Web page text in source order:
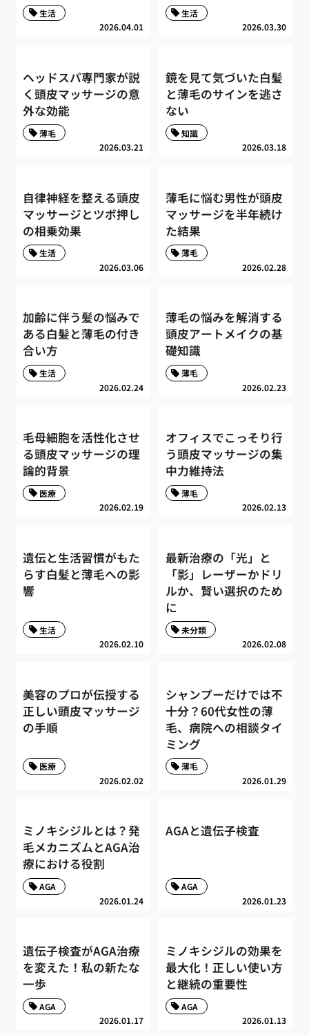
2026.04.01
生活
2026.03.30
生活
ヘッドスパ専門家が説
く頭皮マッサージの意
外な効能
2026.03.21
薄毛
鏡を見て気づいた白髪
と薄毛のサインを逃さ
ない
2026.03.18
知識
自律神経を整える頭皮
マッサージとツボ押し
の相乗効果
2026.03.06
生活
薄毛に悩む男性が頭皮
マッサージを半年続け
た結果
2026.02.28
薄毛
加齢に伴う髪の悩みで
ある白髪と薄毛の付き
合い方
2026.02.24
生活
薄毛の悩みを解消する
頭皮アートメイクの基
礎知識
2026.02.23
薄毛
毛母細胞を活性化させ
る頭皮マッサージの理
論的背景
2026.02.19
医療
オフィスでこっそり行
う頭皮マッサージの集
中力維持法
2026.02.13
薄毛
遺伝と生活習慣がもた
らす白髪と薄毛への影
響
2026.02.10
生活
最新治療の「光」と
「影」レーザーかドリ
ルか、賢い選択のため
に
2026.02.08
未分類
美容のプロが伝授する
正しい頭皮マッサージ
の手順
2026.02.02
医療
シャンプーだけでは不
十分？60代女性の薄
毛、病院への相談タイ
ミング
2026.01.29
薄毛
ミノキシジルとは？発
毛メカニズムとAGA治
療における役割
2026.01.24
AGA
AGAと遺伝子検査
2026.01.23
AGA
遺伝子検査がAGA治療
を変えた！私の新たな
一歩
2026.01.17
AGA
ミノキシジルの効果を
最大化！正しい使い方
と継続の重要性
2026.01.13
AGA